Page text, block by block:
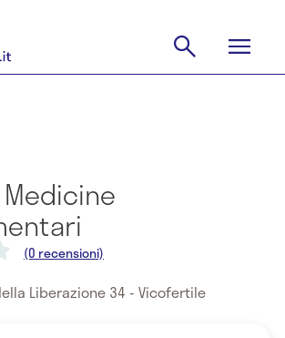
(0 recensioni)
Liberazione 34 - Vicofertile